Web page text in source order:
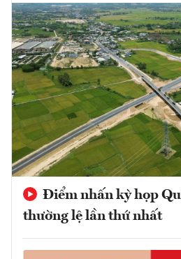
Điểm nhấn kỳ họp
thường lệ lần thứ nhất